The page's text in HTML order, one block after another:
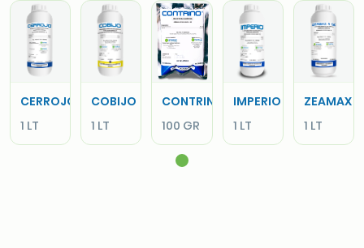
CERROJO
1 LT
COBIJO
1 LT
CONTRINO
100 GR
IMPERIO
1 LT
ZEAMAX
1 LT